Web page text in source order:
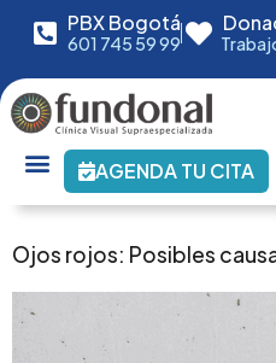
PBX Bogotá
601 745 59 99
AGENDA TU CITA
Ojos rojos: Posibles